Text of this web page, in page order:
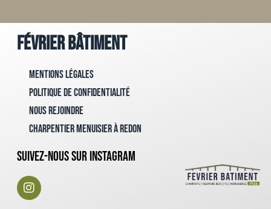
Février Bâtiment
Mentions Légales
Politique de confidentialité
Nous rejoindre
Charpentier menuisier à Redon
Suivez-nous sur instagram